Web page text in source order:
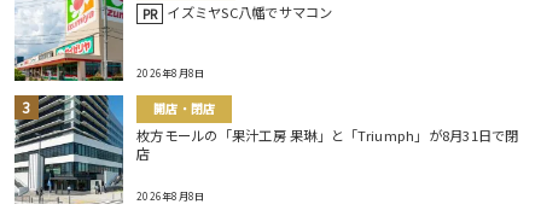
PR イズミヤSC八幡でサマコン
2026年8月8日
開店・閉店
枚方モールの「果汁工房 果琳」と「Triumph」が8月31日で閉
店
2026年8月8日